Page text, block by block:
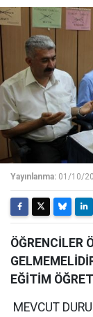
Yayınlanma: 01/10/
ÖĞRENCİLER
EĞİTİM
MEVCUT